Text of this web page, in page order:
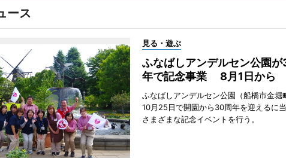
ース
見る・遊ぶ
ふなばしアンデルセン公園が
年で記念事業 8月1日から
ふなばしアンデルセン公園（船橋市金堀
10月25日で開園から30周年を迎えるに当
さまざまな記念イベントを行う。